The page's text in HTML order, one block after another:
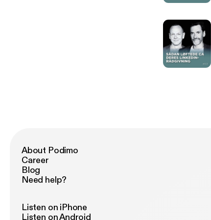
About Podimo
Career
Blog
Need help?
Listen on iPhone
Listen on Android